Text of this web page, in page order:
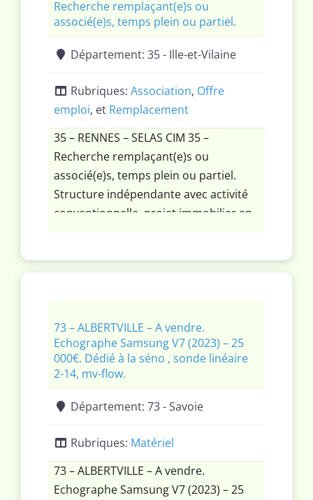
Recherche remplaçant(e)s ou
associé(e)s, temps plein ou partiel.
Département: 35 - Ille-et-Vilaine
Rubriques: Association, Offre
emploi, et Remplacement
35 – RENNES – SELAS CIM 35 –
Recherche remplaçant(e)s ou
associé(e)s, temps plein ou partiel.
Structure indépendante avec activité
conventionnelle, projet immobilier en
scanner-IRM.
73 – ALBERTVILLE – A vendre.
Echographe Samsung V7 (2023) – 25
000€. Dédié à la séno , sonde linéaire
2-14, mv-flow.
Département: 73 - Savoie
Rubriques: Matériel
73 – ALBERTVILLE – A vendre.
Echographe Samsung V7 (2023) – 25